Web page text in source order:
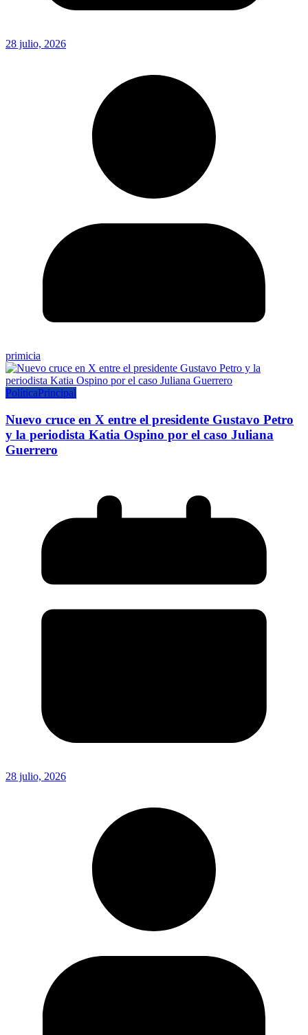
28 julio, 2026
primicia
PolíticaPrincipal
Nuevo cruce en X entre el presidente Gustavo Petro
y la periodista Katia Ospino por el caso Juliana
Guerrero
28 julio, 2026